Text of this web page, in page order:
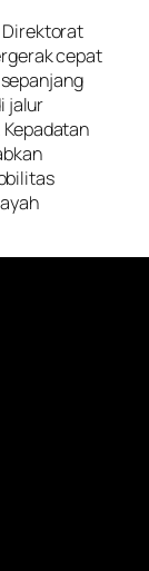
Direktorat
cepat
jalur